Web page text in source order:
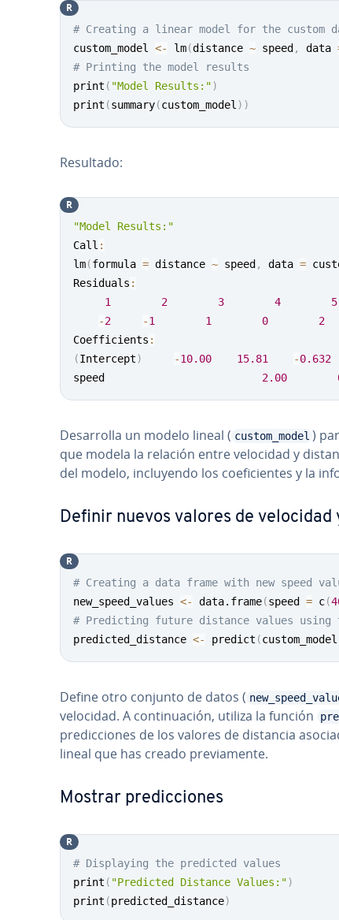
# Creating a linear model for the custom
custom_model <- lm(distance ~ speed , data
# Printing the model results
print ( "Model Results:")
print (summary(custom_model ) )
R
Resultado:
"Model Results:"
Call :
lm(formula = distance ~ speed , data =
Residuals :
1
2 3 4
5
-2 -1 1 0
2
Coefficients :
(Intercept) -10.00 15.81 -0.632
speed 2.00
R
De­sa­rro­lla un modelo lineal ( custom_model )
que modela la relación entre velocidad y
del modelo, in­clu­ye­n­do los co­efi­cie­n­tes y la
Definir nuevos valores de
# Creating a data frame with new speed
new_speed_values <- data.frame(speed = c(
# Predicting future distance values using
predicted_distance <- predict (custom_model
R
Define otro conjunto de datos (
velocidad. A co­n­ti­nua­ción, utiliza la función
pre­di­c­cio­nes de los valores de distancia
lineal que has creado pre­via­me­n­te.
Mostrar pre­di­c­cio­nes
# Displaying the predicted values
print ( "Predicted Distance Values:")
print (predicted_distance)
R